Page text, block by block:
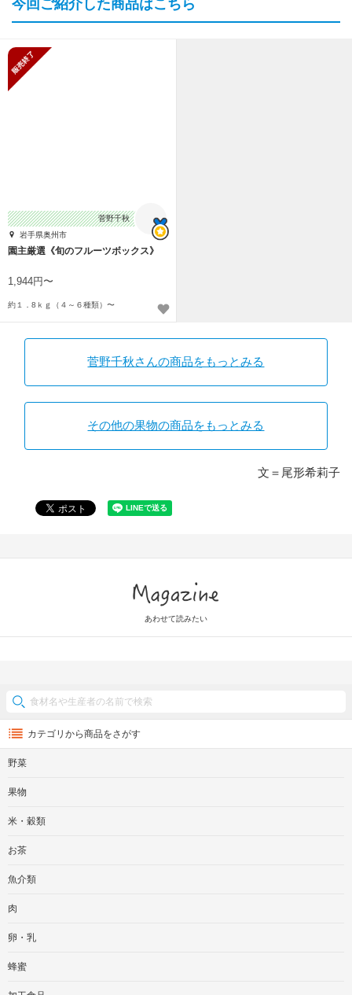
今回ご紹介した商品はこちら
菅野千秋
岩手県奥州市
園主厳選《旬のフルーツボックス》
1,944円〜
約１．8ｋｇ（４～６種類）〜
菅野千秋さんの商品をもっとみる
その他の果物の商品をもっとみる
文＝尾形希莉子
あわせて読みたい
カテゴリから商品をさがす
野菜
果物
米・穀類
お茶
魚介類
肉
卵・乳
蜂蜜